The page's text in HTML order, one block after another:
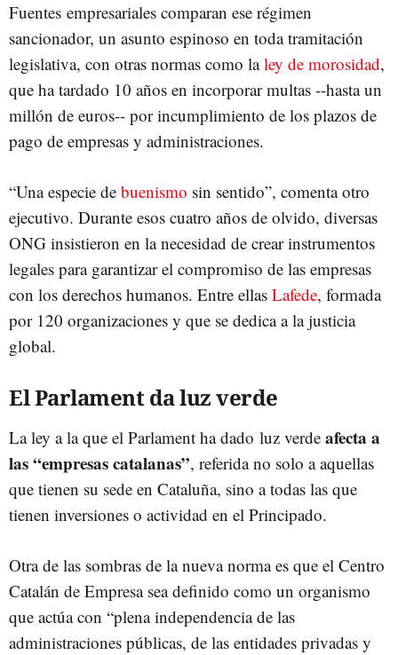
Fuentes empresariales comparan ese régimen
sancionador, un asunto espinoso en toda tramitación
legislativa, con otras normas como laley de morosidad,
que ha tardado 10 años en incorporar multas --hasta un
millón de euros-- por incumplimiento de los plazos de
pago de empresas y administraciones.
“Una especie de buenismo sin sentido”, comenta otro
ejecutivo. Durante esos cuatro años de olvido, diversas
ONG insistieron en la necesidad de crear instrumentos
legales para garantizar el compromiso de las empresas
con los derechos humanos. Entre ellas Lafede, formada
por 120 organizaciones y que se dedica a la justicia
global.
El Parlament da luz verde
La ley a la que el Parlament ha dado luz verde afecta a
las “empresas catalanas”, referida no solo a aquellas
que tienen su sede en Cataluña, sino a todas las que
tienen inversiones o actividad en el Principado.
Otra de las sombras de la nueva norma es que el Centro
Catalán de Empresa sea definido como un organismo
que actúa con “plena independencia de las
administraciones públicas, de las entidades privadas y